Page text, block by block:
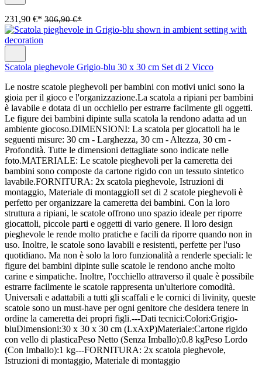
231,90 €* 306,90 €*
Scatola pieghevole Grigio-blu 30 x 30 cm Set di 2 Vicco
Le nostre scatole pieghevoli per bambini con motivi unici sono la
gioia per il gioco e l'organizzazione.La scatola a ripiani per bambini
è lavabile e dotata di un occhiello per estrarre facilmente gli oggetti.
Le figure dei bambini dipinte sulla scatola la rendono adatta ad un
ambiente giocoso.DIMENSIONI: La scatola per giocattoli ha le
seguenti misure: 30 cm - Larghezza, 30 cm - Altezza, 30 cm -
Profondità. Tutte le dimensioni dettagliate sono indicate nelle
foto.MATERIALE: Le scatole pieghevoli per la cameretta dei
bambini sono composte da cartone rigido con un tessuto sintetico
lavabile.FORNITURA: 2x scatola pieghevole, Istruzioni di
montaggio, Materiale di montaggioIl set di 2 scatole pieghevoli è
perfetto per organizzare la cameretta dei bambini. Con la loro
struttura a ripiani, le scatole offrono uno spazio ideale per riporre
giocattoli, piccole parti e oggetti di vario genere. Il loro design
pieghevole le rende molto pratiche e facili da riporre quando non in
uso. Inoltre, le scatole sono lavabili e resistenti, perfette per l'uso
quotidiano. Ma non è solo la loro funzionalità a renderle speciali: le
figure dei bambini dipinte sulle scatole le rendono anche molto
carine e simpatiche. Inoltre, l'occhiello attraverso il quale è possibile
estrarre facilmente le scatole rappresenta un'ulteriore comodità.
Universali e adattabili a tutti gli scaffali e le cornici di livinity, queste
scatole sono un must-have per ogni genitore che desidera tenere in
ordine la cameretta dei propri figli.---Dati tecnici:Colori:Grigio-
bluDimensioni:30 x 30 x 30 cm (LxAxP)Materiale:Cartone rigido
con vello di plasticaPeso Netto (Senza Imballo):0.8 kgPeso Lordo
(Con Imballo):1 kg---FORNITURA: 2x scatola pieghevole,
Istruzioni di montaggio, Materiale di montaggio